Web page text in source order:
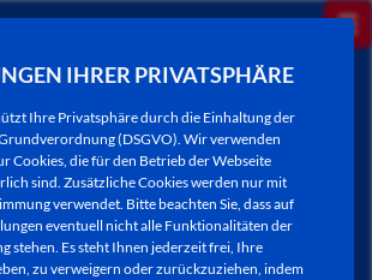
IHRER PRIVATSPHÄRE
Ihre Privatsphäre durch die Einhaltung der
(DSGVO). Wir verwenden
Cookies, die für den Betrieb der Webseite
sind. Zusätzliche Cookies werden nur mit
verwendet. Bitte beachten Sie, dass auf
eventuell nicht alle Funktionalitäten der
stehen. Es steht Ihnen jederzeit frei, Ihre
zu verweigern oder zurückzuziehen, indem